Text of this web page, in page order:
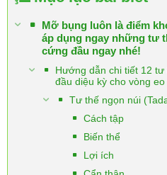
Mỡ bụng luôn là điểm
áp dụng ngay những tư
cứng đầu ngay nhé!
Hướng dẫn chi tiết 12
đầu diệu kỳ cho vòng
Tư thế ngọn núi
Cách tập
Biến thể
Lợi ích